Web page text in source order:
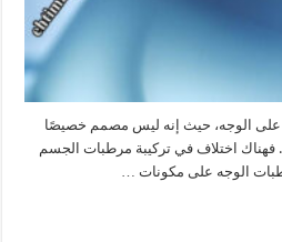
الوجه، حيث إنه ليس مصمم خصيصًا
فهناك اختلاف في تركيبة مرطبات الجسم
الوجه على مكونات …